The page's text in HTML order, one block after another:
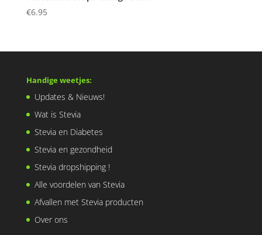
€6.95
Handige weetjes:
Updates & Nieuws!
Wat is Stevia
Stevia en Diabetes
Stevia en gezondheid
Stevia dropshipping !
Alle voordelen van Stevia
Afvallen met Stevia producten
Over ons